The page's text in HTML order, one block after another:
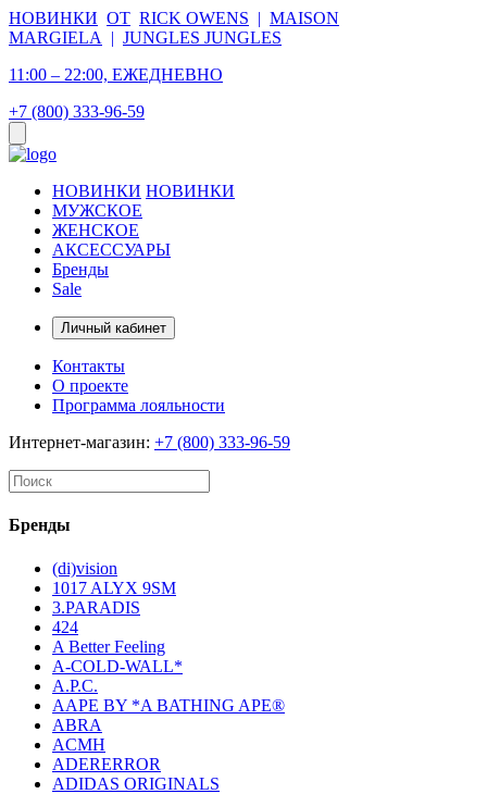
НОВИНКИ ОТ RICK OWENS | MAISON
MARGIELA
| JUNGLES JUNGLES
11:00 – 22:00, ЕЖЕДНЕВНО
+7 (800) 333-96-59
НОВИНКИ НОВИНКИ
МУЖСКОЕ
ЖЕНСКОЕ
АКСЕССУАРЫ
Бренды
Sale
Личный кабинет
Контакты
О проекте
Программа лояльности
Интернет-магазин: +7 (800) 333-96-59
Бренды
(di)vision
1017 ALYX 9SM
3.PARADIS
424
A Better Feeling
A-COLD-WALL*
A.P.C.
AAPE BY *A BATHING APE®
ABRA
ACMH
ADERERROR
ADIDAS ORIGINALS